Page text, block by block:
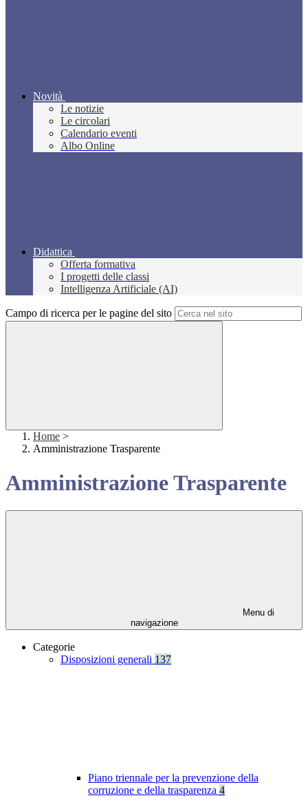
Novità
Le notizie
Le circolari
Calendario eventi
Albo Online
Didattica
Offerta formativa
I progetti delle classi
Intelligenza Artificiale (AI)
Campo di ricerca per le pagine del sito
Home >
Amministrazione Trasparente
Amministrazione Trasparente
Menu di
navigazione
Categorie
Disposizioni generali 137
Piano triennale per la prevenzione della
corruzione e della trasparenza 4